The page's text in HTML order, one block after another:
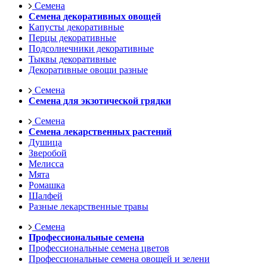
Семена
Семена декоративных овощей
Капусты декоративные
Перцы декоративные
Подсолнечники декоративные
Тыквы декоративные
Декоративные овощи разные
Семена
Семена для экзотической грядки
Семена
Семена лекарственных растений
Душица
Зверобой
Мелисса
Мята
Ромашка
Шалфей
Разные лекарственные травы
Семена
Профессиональные семена
Профессиональные семена цветов
Профессиональные семена овощей и зелени